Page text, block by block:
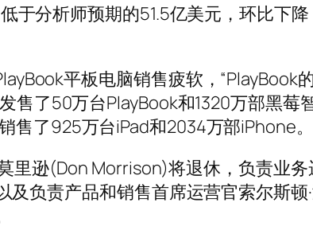
于分析师预期的51.5亿美元，环比下降
平板电脑销售疲软，“PlayBook
售了50万台PlayBook和1320万部黑莓
了925万台iPad和2034万部iPhone。
里逊(Don Morrison)将退休，负责业务
及负责产品和销售首席运营官索尔斯顿